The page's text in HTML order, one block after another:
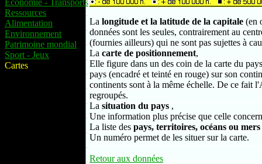
Economie - Transports
Ressources
Alimentation
Environnement
Patrimoine mondial
Sport - Jeux
Cartes
La longitude et la latitude de la capitale (en
données sont les seules, contrairement au
(fournies ailleurs) qui ne sont pas sujettes à
La carte de positionnement,
Elle figure dans un des coin de la carte du
pays (encadré et teinté en rouge) sur son
continents sont à la même échelle. De ce fait
regroupés.
La situation du pays ,
Une information plus précise que celle
La liste des pays, territoires, océans ou
Un numéro permet de les situer sur la carte.
Retour aux données